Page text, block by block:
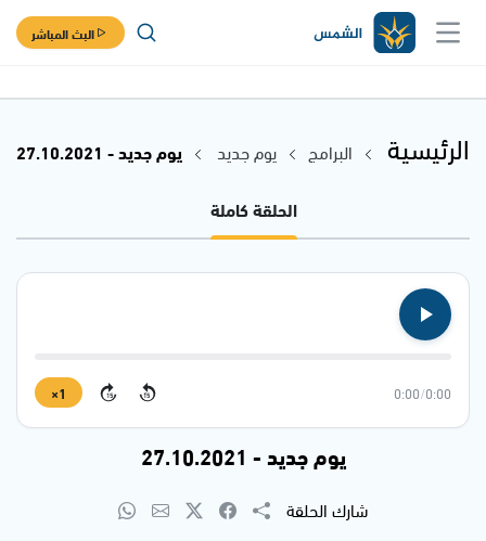
البث المباشر
الرئيسية البرامج يوم جديد
يوم جديد - 27.10.2021
الحلقة كاملة
0:00
/
0:00
15
15
1×
يوم جديد - 27.10.2021
شارك الحلقة